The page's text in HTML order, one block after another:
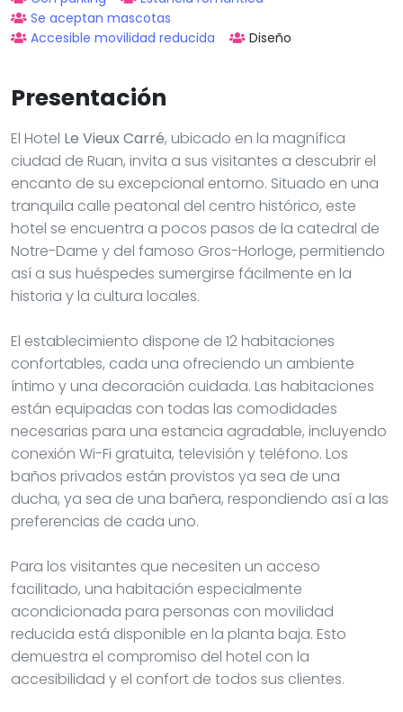
Se aceptan mascotas
Accesible movilidad reducida
Diseño
Presentación
El Hotel Le Vieux Carré, ubicado en la magnífica
ciudad de Ruan, invita a sus visitantes a descubrir el
encanto de su excepcional entorno. Situado en una
tranquila calle peatonal del centro histórico, este
hotel se encuentra a pocos pasos de la catedral de
Notre-Dame y del famoso Gros-Horloge, permitiendo
así a sus huéspedes sumergirse fácilmente en la
historia y la cultura locales.
El establecimiento dispone de 12 habitaciones
confortables, cada una ofreciendo un ambiente
íntimo y una decoración cuidada. Las habitaciones
están equipadas con todas las comodidades
necesarias para una estancia agradable, incluyendo
conexión Wi-Fi gratuita, televisión y teléfono. Los
baños privados están provistos ya sea de una
ducha, ya sea de una bañera, respondiendo así a las
preferencias de cada uno.
Para los visitantes que necesiten un acceso
facilitado, una habitación especialmente
acondicionada para personas con movilidad
reducida está disponible en la planta baja. Esto
demuestra el compromiso del hotel con la
accesibilidad y el confort de todos sus clientes.